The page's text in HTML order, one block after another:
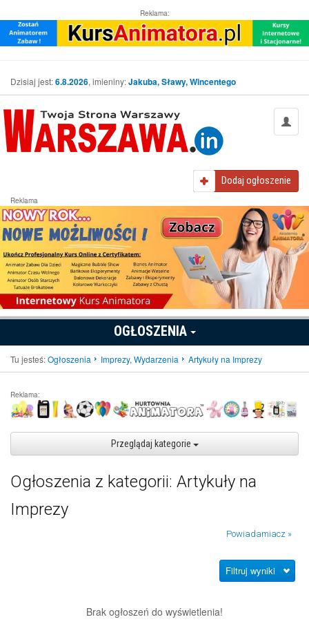
Reklama:
Dzisiaj jest:6.8.2026, imieniny:Jakuba, Sławy, Wincentego
Dodaj ogłoszenie
Reklama
OGŁOSZENIA
Tu jesteś:Ogłoszenia Imprezy, Wydarzenia Artykuły na Imprezy
Reklama:
Przeglądaj kategorie
Ogłoszenia z kategorii: Artykuły na
Imprezy
Powiadamiacz »
Filtruj wyniki
Brak ogłoszeń do wyświetlenia!